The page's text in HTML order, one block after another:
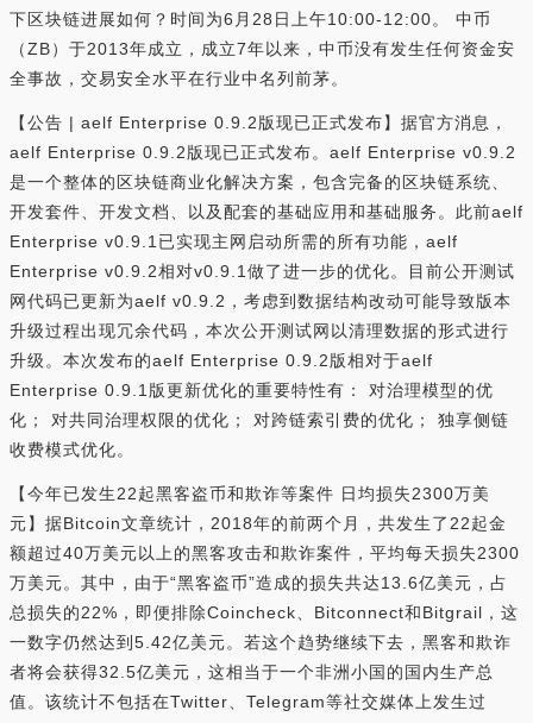
下区块链进展如何？时间为6月28日上午10:00-12:00。 中币
（ZB）于2013年成立，成立7年以来，中币没有发生任何资金安
全事故，交易安全水平在行业中名列前茅。
【公告 | aelf Enterprise 0.9.2版现已正式发布】据官方消息，
aelf Enterprise 0.9.2版现已正式发布。aelf Enterprise v0.9.2
是一个整体的区块链商业化解决方案，包含完备的区块链系统、
开发套件、开发文档、以及配套的基础应用和基础服务。此前aelf
Enterprise v0.9.1已实现主网启动所需的所有功能，aelf
Enterprise v0.9.2相对v0.9.1做了进一步的优化。目前公开测试
网代码已更新为aelf v0.9.2，考虑到数据结构改动可能导致版本
升级过程出现冗余代码，本次公开测试网以清理数据的形式进行
升级。本次发布的aelf Enterprise 0.9.2版相对于aelf
Enterprise 0.9.1版更新优化的重要特性有： 对治理模型的优
化； 对共同治理权限的优化； 对跨链索引费的优化； 独享侧链
收费模式优化。
【今年已发生22起黑客盗币和欺诈等案件 日均损失2300万美
元】据Bitcoin文章统计，2018年的前两个月，共发生了22起金
额超过40万美元以上的黑客攻击和欺诈案件，平均每天损失2300
万美元。其中，由于“黑客盗币”造成的损失共达13.6亿美元，占
总损失的22%，即便排除Coincheck、Bitconnect和Bitgrail，这
一数字仍然达到5.42亿美元。若这个趋势继续下去，黑客和欺诈
者将会获得32.5亿美元，这相当于一个非洲小国的国内生产总
值。该统计不包括在Twitter、Telegram等社交媒体上发生过